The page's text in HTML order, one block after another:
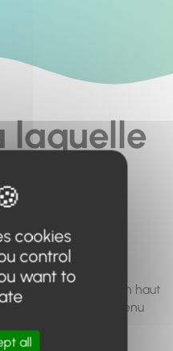
laquelle
à
plus.
de recherche en haut
pour trouver le contenu
cookies
control
want to
all